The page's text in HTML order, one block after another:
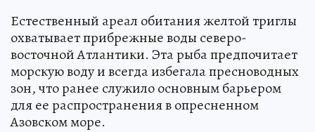
Естественный ареал обитания желтой триглы
охватывает прибрежные воды северо-
восточной Атлантики. Эта рыба предпочитает
морскую воду и всегда избегала пресноводных
зон, что ранее служило основным барьером
для ее распространения в опресненном
Азовском море.